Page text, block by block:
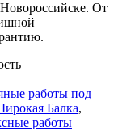
От
работы под
Балка,
работы